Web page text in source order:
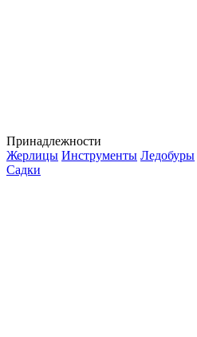
Принадлежности
Жерлицы Инструменты Ледобуры
Садки